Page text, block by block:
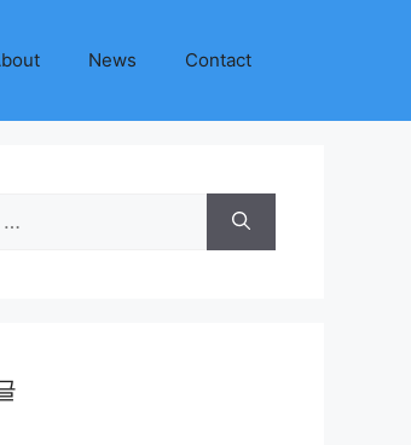
News Contact